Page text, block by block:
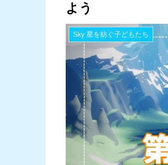
よう
Sky 星を紡ぐ子どもたち